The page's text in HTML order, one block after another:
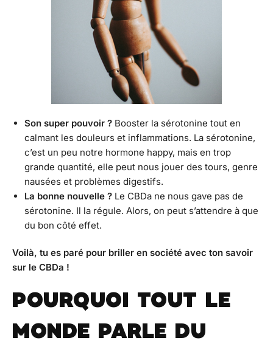
Son super pouvoir ? Booster la sérotonine tout en
calmant les douleurs et inflammations. La sérotonine,
c’est un peu notre hormone happy, mais en trop
grande quantité, elle peut nous jouer des tours, genre
nausées et problèmes digestifs.
La bonne nouvelle ? Le CBDa ne nous gave pas de
sérotonine. Il la régule. Alors, on peut s’attendre à que
du bon côté effet.
Voilà, tu es paré pour briller en société avec ton savoir
sur le CBDa !
POURQUOI TOUT LE
MONDE PARLE DU